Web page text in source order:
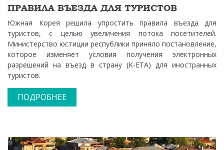
ПРАВИЛА ВЪЕЗДА ДЛЯ ТУРИСТОВ
Южная Корея решила упростить правила въезда для
туристов, с целью увеличения потока посетителей.
Министерство юстиции республики приняло постановление,
которое изменяет условия получения электронных
разрешений на въезд в страну (K-ETA) для иностранных
туристов.
ПОДРОБНЕЕ